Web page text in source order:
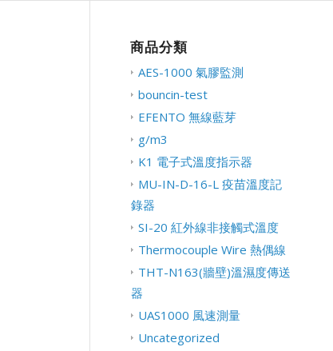
商品分類
AES-1000 氣膠監測
bouncin-test
EFENTO 無線藍芽
g/m3
K1 電子式溫度指示器
MU-IN-D-16-L 疫苗溫度記
錄器
SI-20 紅外線非接觸式溫度
Thermocouple Wire 熱偶線
THT-N163(牆壁)溫濕度傳送
器
UAS1000 風速測量
Uncategorized